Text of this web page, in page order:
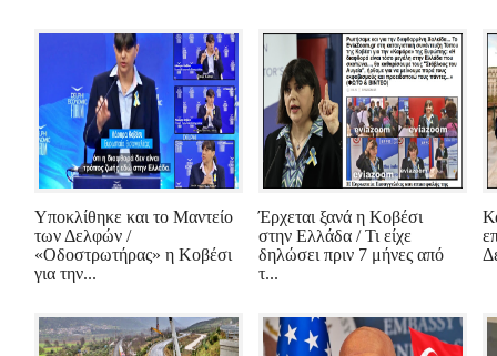
Υποκλίθηκε και το Μαντείο
των Δελφών /
«Οδοστρωτήρας» η Κοβέσι
για την...
Έρχεται ξανά η Κοβέσι
στην Ελλάδα / Τι είχε
δηλώσει πριν 7 μήνες από
τ...